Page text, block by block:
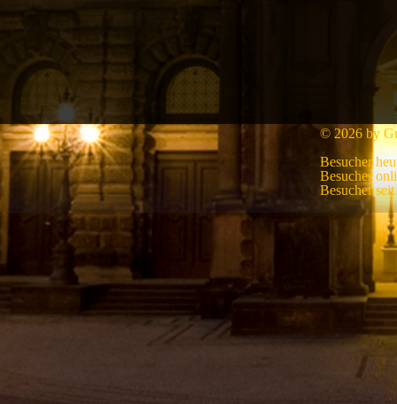
© 2026 by
Besucher
Besucher
Besucher